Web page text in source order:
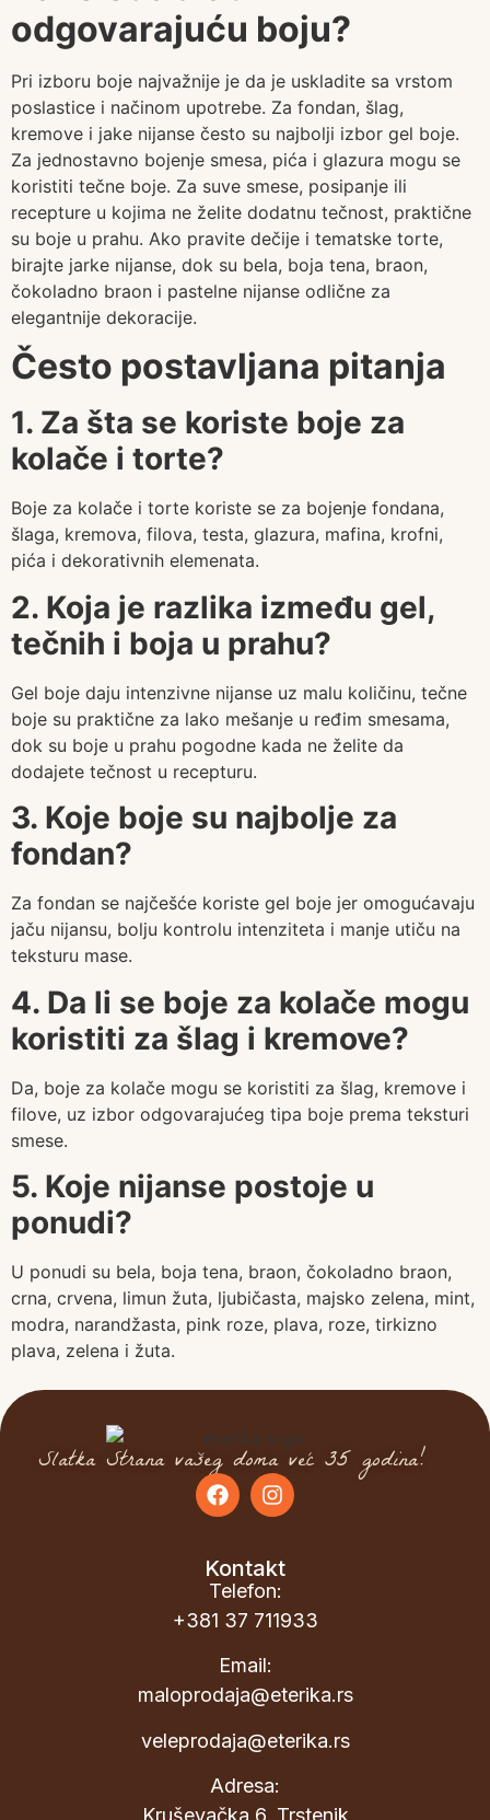
odgovarajuću boju?
Pri izboru boje najvažnije je da je uskladite sa vrstom
poslastice i načinom upotrebe. Za fondan, šlag,
kremove i jake nijanse često su najbolji izbor gel boje.
Za jednostavno bojenje smesa, pića i glazura mogu se
koristiti tečne boje. Za suve smese, posipanje ili
recepture u kojima ne želite dodatnu tečnost, praktične
su boje u prahu. Ako pravite dečije i tematske torte,
birajte jarke nijanse, dok su bela, boja tena, braon,
čokoladno braon i pastelne nijanse odlične za
elegantnije dekoracije.
Često postavljana pitanja
1. Za šta se koriste boje za
kolače i torte?
Boje za kolače i torte koriste se za bojenje fondana,
šlaga, kremova, filova, testa, glazura, mafina, krofni,
pića i dekorativnih elemenata.
2. Koja je razlika između gel,
tečnih i boja u prahu?
Gel boje daju intenzivne nijanse uz malu količinu, tečne
boje su praktične za lako mešanje u ređim smesama,
dok su boje u prahu pogodne kada ne želite da
dodajete tečnost u recepturu.
3. Koje boje su najbolje za
fondan?
Za fondan se najčešće koriste gel boje jer omogućavaju
jaču nijansu, bolju kontrolu intenziteta i manje utiču na
teksturu mase.
4. Da li se boje za kolače mogu
koristiti za šlag i kremove?
Da, boje za kolače mogu se koristiti za šlag, kremove i
filove, uz izbor odgovarajućeg tipa boje prema teksturi
smese.
5. Koje nijanse postoje u
ponudi?
U ponudi su bela, boja tena, braon, čokoladno braon,
crna, crvena, limun žuta, ljubičasta, majsko zelena, mint,
modra, narandžasta, pink roze, plava, roze, tirkizno
plava, zelena i žuta.
Slatka Strana vašeg doma već 35 godina!
Kontakt
Telefon:
+381 37 711933
Email:
maloprodaja@eterika.rs
veleprodaja@eterika.rs
Adresa:
Kruševačka 6, Trstenik